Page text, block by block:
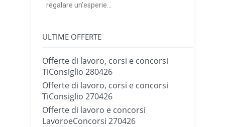
regalare un'esperie...
ULTIME OFFERTE
Offerte di lavoro, corsi e concorsi
TiConsiglio 280426
Offerte di lavoro, corsi e concorsi
TiConsiglio 270426
Offerte di lavoro e concorsi
LavoroeConcorsi 270426